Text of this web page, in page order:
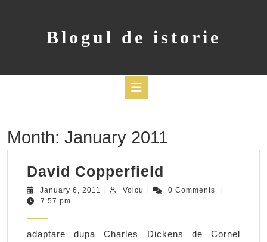
Blogul de istorie
Month: January 2011
David Copperfield
Copperfield
January 6, 2011 JanuaryVoicu Voicu 0 Comments
7:57 pm
adaptare dupa Charles Dickens de Cornel